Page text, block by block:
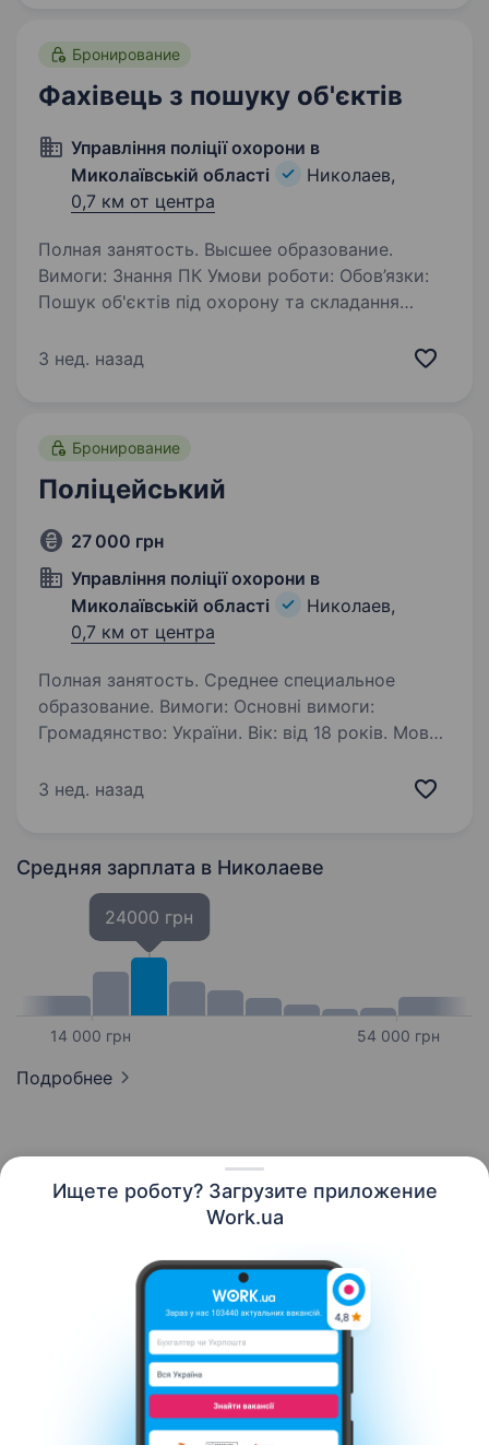
Ищете роботу? Загрузите приложение
Work.ua
Бронирование
Фахівець з пошуку об'єктів
Управління поліції охорони в
Миколаївській області
Николаев,
0,7 км от центра
Полная занятость. Высшее образование.
Вимоги: Знання ПК Умови роботи: Обов’язки:
Пошук об'єктів під охорону та складання
договорів
3 нед. назад
Бронирование
Поліцейський
27 000 грн
Управління поліції охорони в
Миколаївській області
Николаев,
0,7 км от центра
Полная занятость. Среднее специальное
образование. Вимоги: Основні вимоги:
Громадянство: України. Вік: від 18 років. Мова:
(українською). Освіта: повна загальна середня
3 нед. назад
Средняя зарплата в Николаеве
14 000 грн
24000 грн
54 000 грн
Подробнее
Контакты О нас
Карьера
Новости Work.ua
Помощь